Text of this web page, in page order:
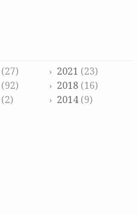
(27) 2021 (23)
(92) 2018(16)
(2) 2014(9)